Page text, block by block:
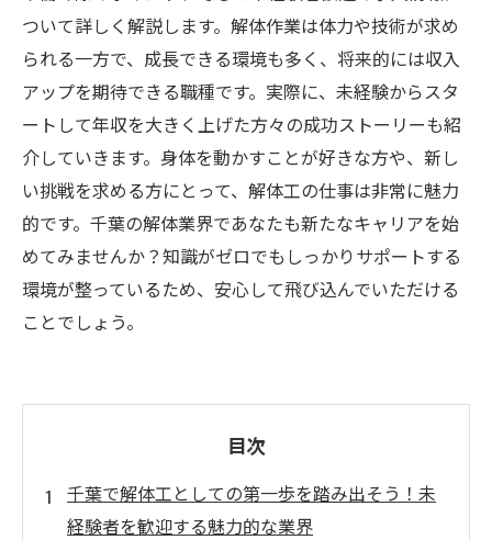
ついて詳しく解説します。解体作業は体力や技術が求め
られる一方で、成長できる環境も多く、将来的には収入
アップを期待できる職種です。実際に、未経験からスタ
ートして年収を大きく上げた方々の成功ストーリーも紹
介していきます。身体を動かすことが好きな方や、新し
い挑戦を求める方にとって、解体工の仕事は非常に魅力
的です。千葉の解体業界であなたも新たなキャリアを始
めてみませんか？知識がゼロでもしっかりサポートする
環境が整っているため、安心して飛び込んでいただける
ことでしょう。
目次
千葉で解体工としての第一歩を踏み出そう！未
経験者を歓迎する魅力的な業界